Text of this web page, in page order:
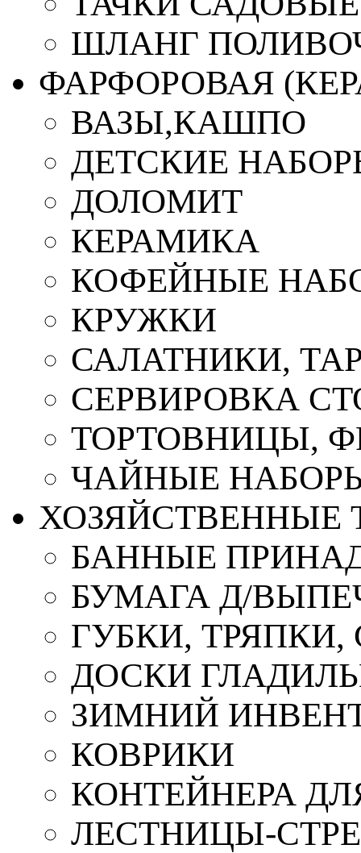
ШЛАНГ
ФАРФОРОВАЯ
ВАЗЫ,КАШПО
ДЕТСКИЕ
ДОЛОМИТ
КЕРАМИКА
КОФЕЙНЫЕ
КРУЖКИ
САЛАТНИКИ,
СЕРВИРОВКА
ТОРТОВНИЦЫ,
ЧАЙНЫЕ
ХОЗЯЙСТВЕННЫЕ
БАННЫЕ
БУМАГА Д/
ГУБКИ,
ДОСКИ
ЗИМНИЙ
КОВРИКИ
КОНТЕЙНЕРА
ЛЕСТНИЦЫ-